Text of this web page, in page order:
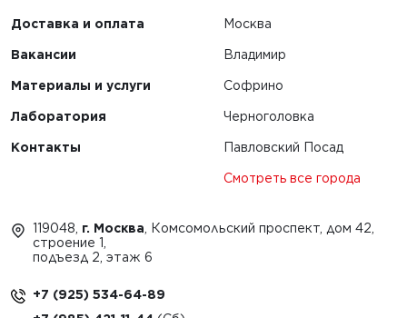
Доставка и оплата
Вакансии
Материалы и услуги
Лаборатория
Контакты
Москва
Владимир
Софрино
Черноголовка
Павловский Посад
Смотреть все города
119048, г. Москва , Комсомольский проспект, дом 42,
строение 1,
подъезд 2, этаж 6
+7 (925) 534-64-89